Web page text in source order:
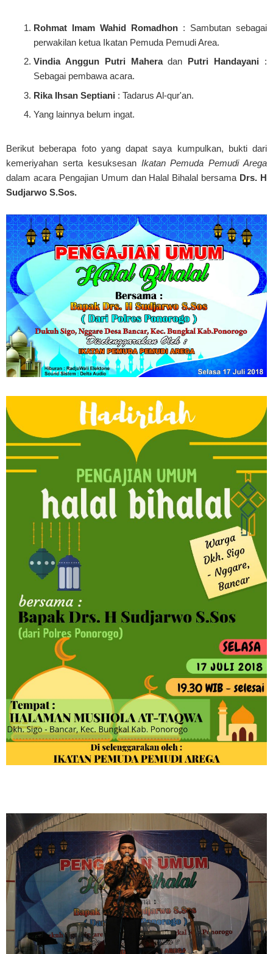
Rohmat Imam Wahid Romadhon : Sambutan sebagai
perwakilan ketua Ikatan Pemuda Pemudi Area.
Vindia Anggun Putri Maheradan Putri Handayani :
Sebagai pembawa acara.
Rika Ihsan Septiani : Tadarus Al-qur'an.
Yang lainnya belum ingat.
Berikut beberapa foto yang dapat saya kumpulkan, bukti dari
kemeriyahan serta kesuksesan Ikatan Pemuda Pemudi Arega
dalam acara Pengajian Umum dan Halal Bihalal bersama Drs. H
Sudjarwo S.Sos.